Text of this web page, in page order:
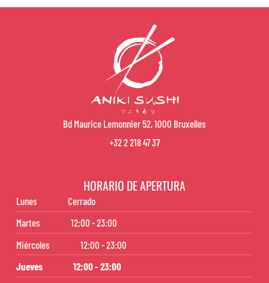
Bd Maurice Lemonnier 52, 1000 Bruxelles
+32 2 218 47 37
HORARIO DE APERTURA
Lunes
Cerrado
Martes
12:00 - 23:00
Miércoles
12:00 - 23:00
Jueves
12:00 - 23:00